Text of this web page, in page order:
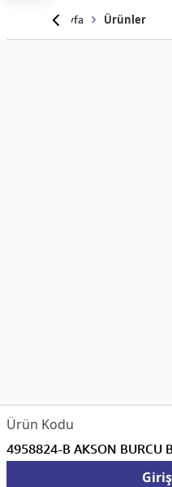
Anasayfa Ürünler
4958824-B AKSON BURCU